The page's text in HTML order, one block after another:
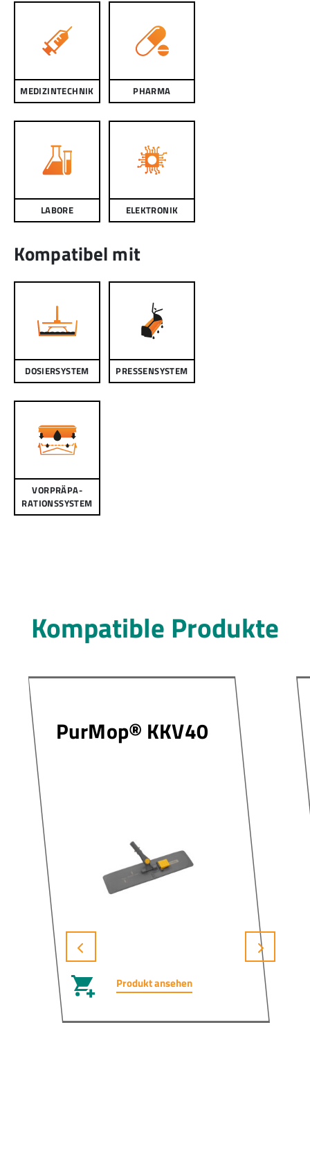
MEDIZINTECHNIK PHARMA
LABORE ELEKTRONIK
Kompatibel mit
DOSIERSYSTEM PRESSENSYSTEM
VOR­PRÄPA­
RATIONS­­SYSTEM
Kompatible Produkte
PurMop® KKV40
Produkt ansehen